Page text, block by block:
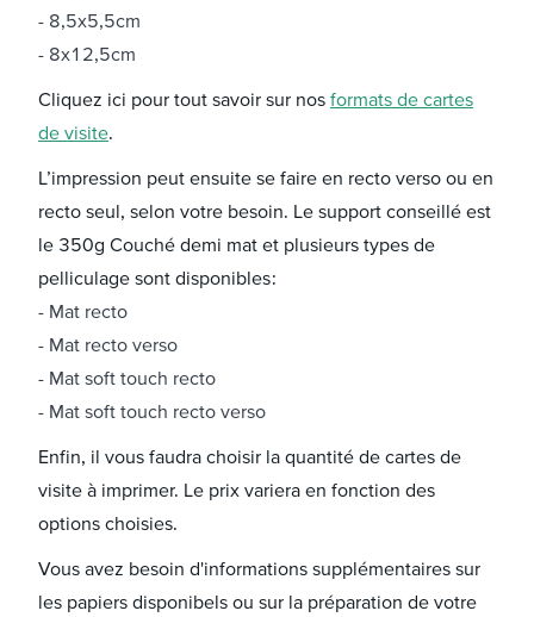
8,5x5,5cm
8x12,5cm
Cliquez ici pour tout savoir sur nos formats de cartes
de visite.
L’impression peut ensuite se faire en recto verso ou en
recto seul, selon votre besoin. Le support conseillé est
le 350g Couché demi mat et plusieurs types de
pelliculage sont disponibles :
Mat recto
Mat recto verso
Mat soft touch recto
Mat soft touch recto verso
Enfin, il vous faudra choisir la quantité de cartes de
visite à imprimer. Le prix variera en fonction des
options choisies.
Vous avez besoin d'informations supplémentaires sur
les papiers disponibels ou sur la préparation de votre